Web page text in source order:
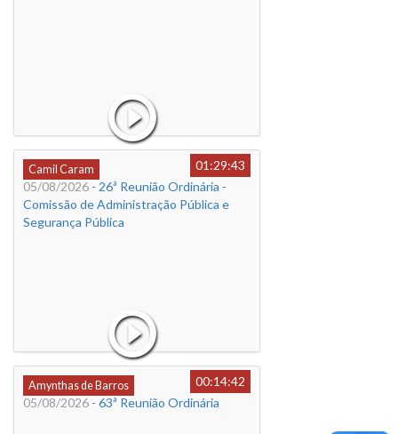
Camil Caram
01:29:43
05/08/2026 - 26ª Reunião Ordinária -
Comissão de Administração Pública e
Segurança Pública
Amynthas de Barros
00:14:42
05/08/2026 - 63ª Reunião Ordinária